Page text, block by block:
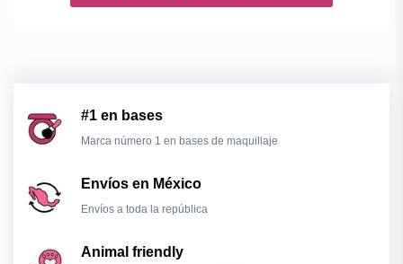
#1 en bases
Marca número 1 en bases de maquillaje
Envíos en México
Envíos a toda la república
Animal friendly